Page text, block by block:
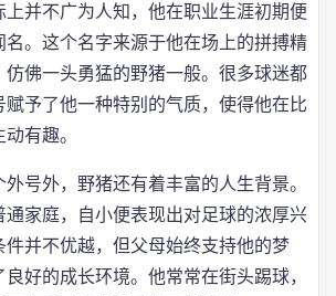
上并不广为人知，他在职业生涯初期便
名。这个名字来源于他在场上的拼搏精
仿佛一头勇猛的野猪一般。很多球迷都
赋予了他一种特别的气质，使得他在比
有趣。
号外，野猪还有着丰富的人生背景。
通家庭，自小便表现出对足球的浓厚兴
件并不优越，但父母始终支持他的梦
好的成长环境。他常常在街头踢球，